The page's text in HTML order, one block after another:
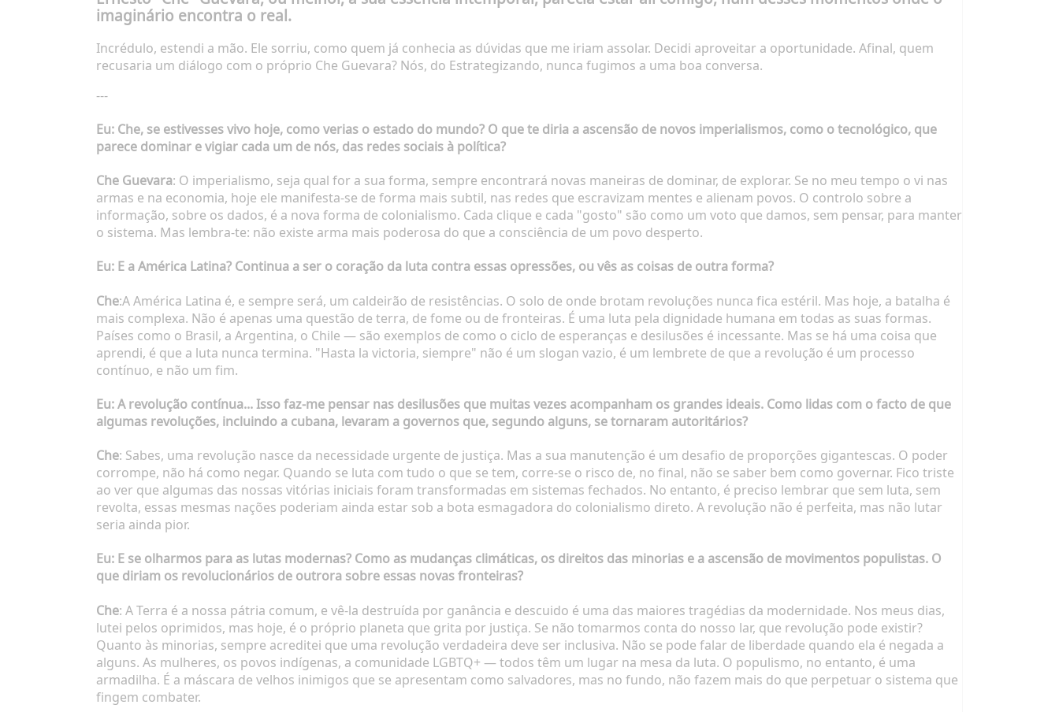
imaginário encontra o real.
Incrédulo, estendi a mão. Ele sorriu, como quem já conhecia as dúvidas que me iriam assolar. Decidi aproveitar a oportunidade. Afinal, quem
recusaria um diálogo com o próprio Che Guevara? Nós, do Estrategizando, nunca fugimos a uma boa conversa.
---
Eu: Che, se estivesses vivo hoje, como verias o estado do mundo? O que te diria a ascensão de novos imperialismos, como o tecnológico, que
parece dominar e vigiar cada um de nós, das redes sociais à política?
Che Guevara: O imperialismo, seja qual for a sua forma, sempre encontrará novas maneiras de dominar, de explorar. Se no meu tempo o vi nas
armas e na economia, hoje ele manifesta-se de forma mais subtil, nas redes que escravizam mentes e alienam povos. O controlo sobre a
informação, sobre os dados, é a nova forma de colonialismo. Cada clique e cada "gosto" são como um voto que damos, sem pensar, para manter
o sistema. Mas lembra-te: não existe arma mais poderosa do que a consciência de um povo desperto.
Eu: E a América Latina? Continua a ser o coração da luta contra essas opressões, ou vês as coisas de outra forma?
Che:A América Latina é, e sempre será, um caldeirão de resistências. O solo de onde brotam revoluções nunca fica estéril. Mas hoje, a batalha é
mais complexa. Não é apenas uma questão de terra, de fome ou de fronteiras. É uma luta pela dignidade humana em todas as suas formas.
Países como o Brasil, a Argentina, o Chile — são exemplos de como o ciclo de esperanças e desilusões é incessante. Mas se há uma coisa que
aprendi, é que a luta nunca termina. "Hasta la victoria, siempre" não é um slogan vazio, é um lembrete de que a revolução é um processo
contínuo, e não um fim.
Eu: A revolução contínua... Isso faz-me pensar nas desilusões que muitas vezes acompanham os grandes ideais. Como lidas com o facto de que
algumas revoluções, incluindo a cubana, levaram a governos que, segundo alguns, se tornaram autoritários?
Che: Sabes, uma revolução nasce da necessidade urgente de justiça. Mas a sua manutenção é um desafio de proporções gigantescas. O poder
corrompe, não há como negar. Quando se luta com tudo o que se tem, corre-se o risco de, no final, não se saber bem como governar. Fico triste
ao ver que algumas das nossas vitórias iniciais foram transformadas em sistemas fechados. No entanto, é preciso lembrar que sem luta, sem
revolta, essas mesmas nações poderiam ainda estar sob a bota esmagadora do colonialismo direto. A revolução não é perfeita, mas não lutar
seria ainda pior.
Eu: E se olharmos para as lutas modernas? Como as mudanças climáticas, os direitos das minorias e a ascensão de movimentos populistas. O
que diriam os revolucionários de outrora sobre essas novas fronteiras?
Che: A Terra é a nossa pátria comum, e vê-la destruída por ganância e descuido é uma das maiores tragédias da modernidade. Nos meus dias,
lutei pelos oprimidos, mas hoje, é o próprio planeta que grita por justiça. Se não tomarmos conta do nosso lar, que revolução pode existir?
Quanto às minorias, sempre acreditei que uma revolução verdadeira deve ser inclusiva. Não se pode falar de liberdade quando ela é negada a
alguns. As mulheres, os povos indígenas, a comunidade LGBTQ+ — todos têm um lugar na mesa da luta. O populismo, no entanto, é uma
armadilha. É a máscara de velhos inimigos que se apresentam como salvadores, mas no fundo, não fazem mais do que perpetuar o sistema que
fingem combater.